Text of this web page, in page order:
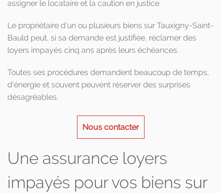
assigner le locataire et la caution en justice.
Le propriétaire d'un ou plusieurs biens sur Tauxigny-Saint-
Bauld peut, si sa demande est justifiée, réclamer des
loyers impayés cinq ans après leurs échéances.
Toutes ses procédures demandent beaucoup de temps,
d'énergie et souvent peuvent réserver des surprises
désagréables.
Nous contacter
Une assurance loyers
impayés pour vos biens sur